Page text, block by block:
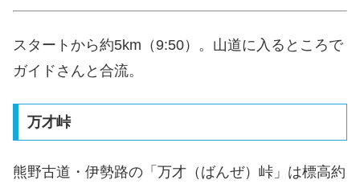
スタートから約5km（9:50）。山道に入るところで
ガイドさんと合流。
万才峠
熊野古道・伊勢路の「万才（ばんぜ）峠」は標高約